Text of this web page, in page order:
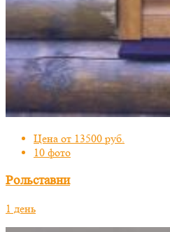
Цена от 13500 руб.
10 фото
Рольставни
1 день